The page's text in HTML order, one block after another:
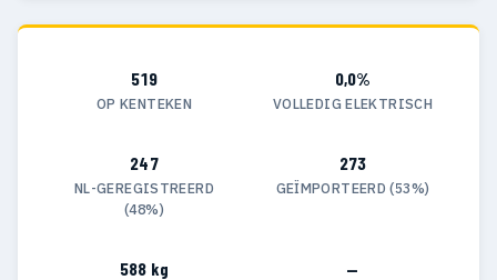
519
OP KENTEKEN
0,0%
VOLLEDIG ELEKTRISCH
247
NL-GEREGISTREERD
(48%)
273
GEÏMPORTEERD (53%)
588 kg —